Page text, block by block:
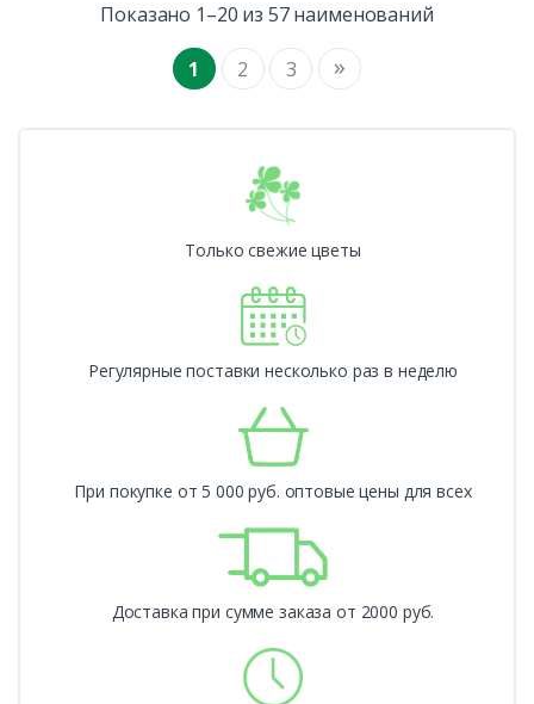
Показано 1–20 из 57 наименований
1 2 3 »
Только свежие цветы
Регулярные поставки несколько раз в неделю
При покупке от 5 000 руб. оптовые цены для всех
Доставка при сумме заказа от 2000 руб.